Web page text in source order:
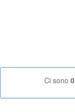
Ci sono 0